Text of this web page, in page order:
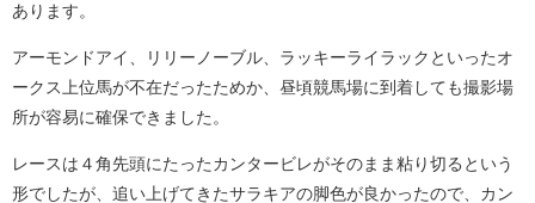
あります。
アーモンドアイ、リリーノーブル、ラッキーライラックといったオ
ークス上位馬が不在だったためか、昼頃競馬場に到着しても撮影場
所が容易に確保できました。
レースは４角先頭にたったカンタービレがそのまま粘り切るという
形でしたが、追い上げてきたサラキアの脚色が良かったので、カン